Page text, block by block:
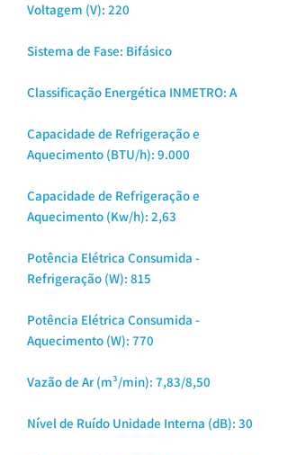
Voltagem (V): 220
Sistema de Fase: Bifásico
Classificação Energética INMETRO: A
Capacidade de Refrigeração e
Aquecimento (BTU/h): 9.000
Capacidade de Refrigeração e
Aquecimento (Kw/h): 2,63
Potência Elétrica Consumida -
Refrigeração (W): 815
Potência Elétrica Consumida -
Aquecimento (W): 770
Vazão de Ar (m³/min): 7,83/8,50
Nível de Ruído Unidade Interna (dB): 30